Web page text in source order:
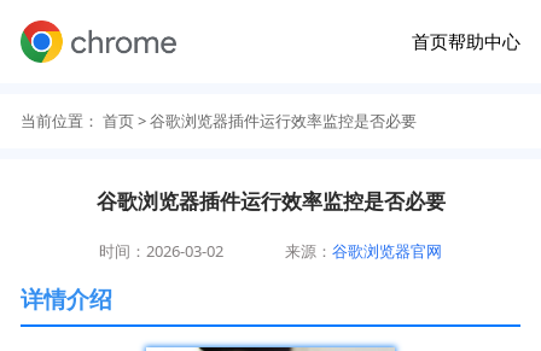
首页帮助中心
当前位置： 首页> 谷歌浏览器插件运行效率监控是否必要
谷歌浏览器插件运行效率监控是否必要
时间：2026-03-02 来源：谷歌浏览器官网
详情介绍